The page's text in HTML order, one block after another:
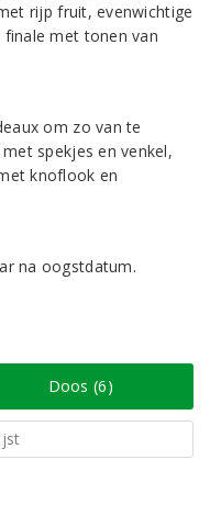
rijp fruit, evenwichtige
finale met tonen van
om zo van te
spekjes en venkel,
knoflook en
na oogstdatum.
Doos (6)